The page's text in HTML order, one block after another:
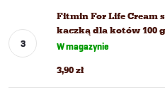
Fitmin For Life Cream
kaczką dla kotów 100 g
W magazynie
3,90 zł